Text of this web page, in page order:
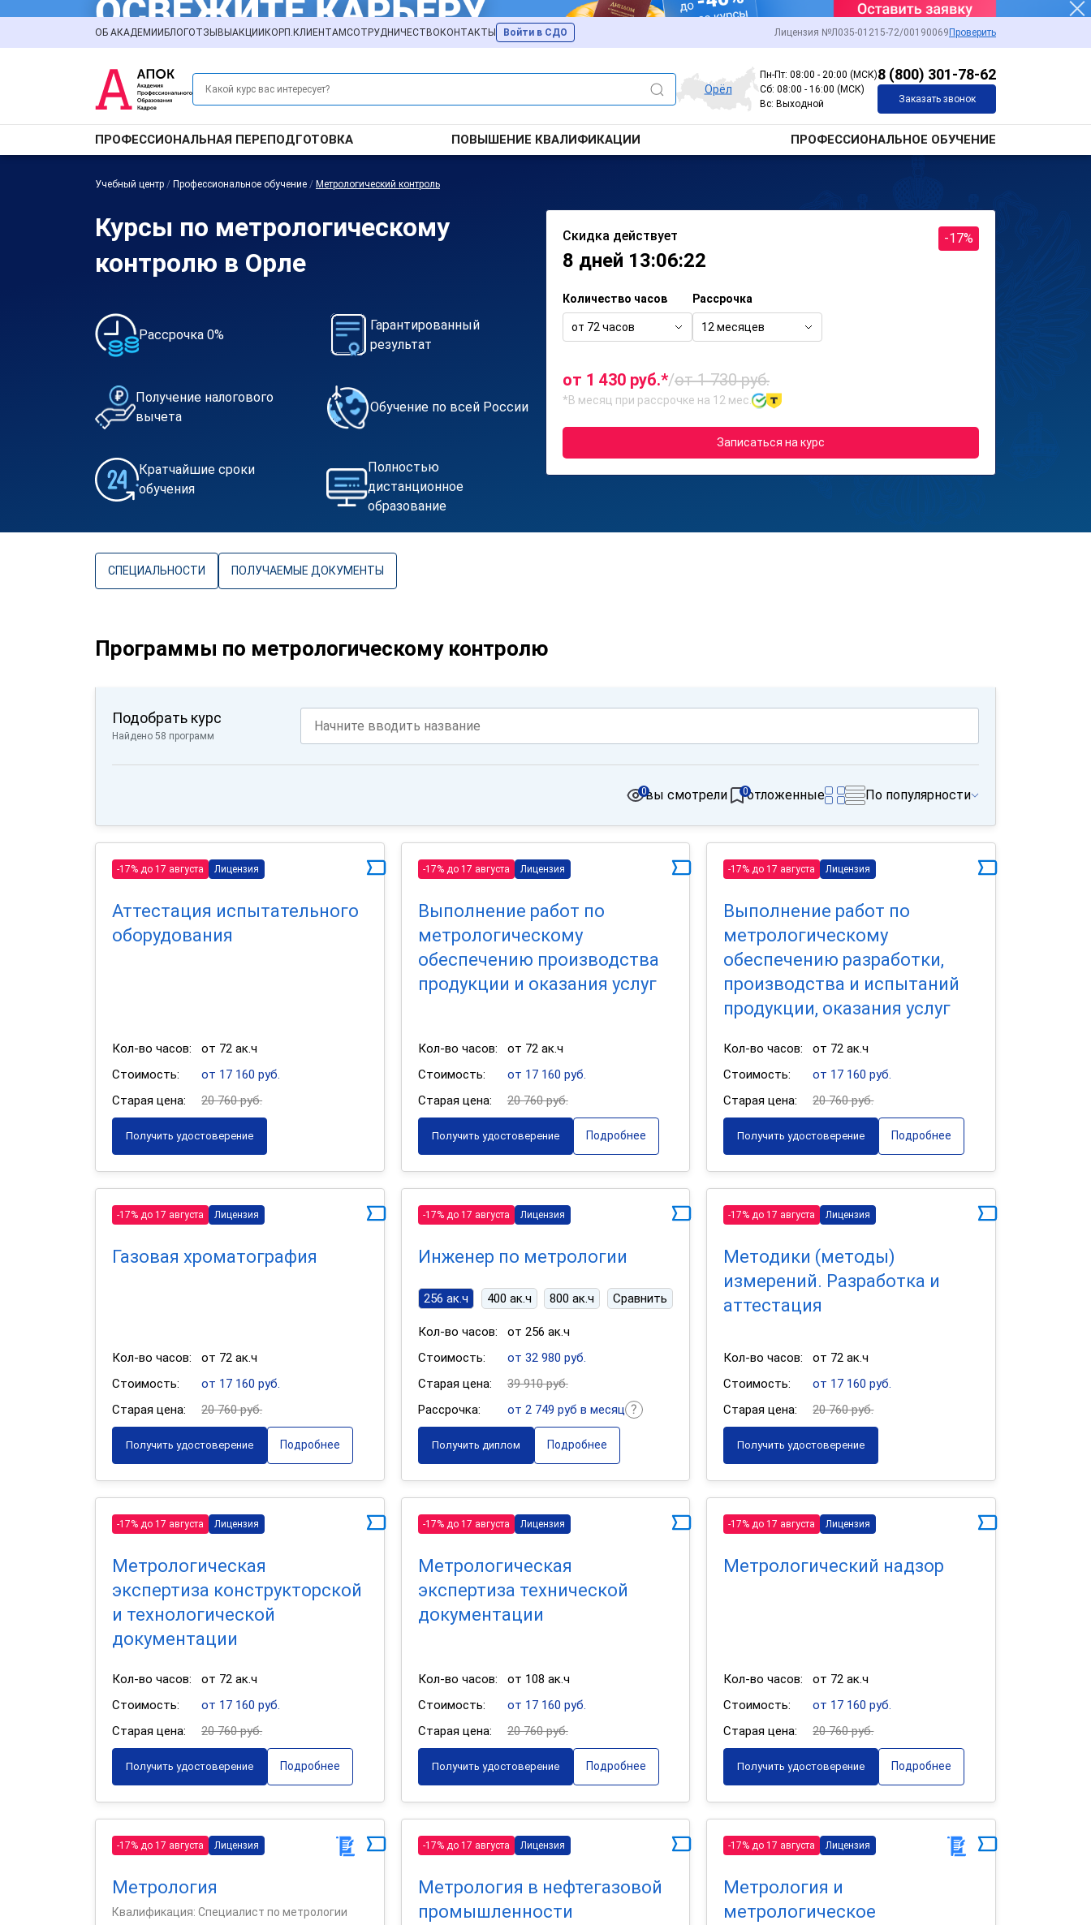
ОБ АКАДЕМИИ БЛОГОТЗЫВЫ АКЦИИ КОРП.КЛИЕНТАМСОТРУДНИЧЕСТВО КОНТАКТЫ Войти в СДО Лицензия №Л035-01215-72/00190069 Проверить
Орёл
Пн-Пт: 08:00 - 20:00 (МСК)
Сб: 08:00 - 16:00 (МСК)
Вс: Выходной
8 (800) 301-78-62
Заказать звонок
ПРОФЕССИОНАЛЬНАЯ ПЕРЕПОДГОТОВКА ПОВЫШЕНИЕ КВАЛИФИКАЦИИ ПРОФЕССИОНАЛЬНОЕ ОБУЧЕНИЕ
Учебный центр / Профессиональное обучение / Метрологический контроль
Курсы по метрологическому
контролю в Орле
Рассрочка 0%
Гарантированный
результат
Получение налогового
вычета
Обучение по всей России
Кратчайшие сроки
обучения
Полностью
дистанционное
образование
Скидка действует
8 дней 13:06:22
-17%
Количество часов
от 72 часов
Рассрочка
12 месяцев
от 1 430 руб.*/от 1 730 руб.
*В месяц при рассрочке на 12 мес.
Записаться на курс
СПЕЦИАЛЬНОСТИ ПОЛУЧАЕМЫЕ ДОКУМЕНТЫ
Программы по метрологическому контролю
Подобрать курс
Найдено 58 программ
вы смотрели
0 отложенные
0 По популярности
-17% до 17 августа Лицензия
Аттестация испытательного
оборудования
Кол-во часов:
от 72 ак.ч
Стоимость:
от 17 160 руб.
Старая цена:
20 760 руб.
Получить удостоверение
-17% до 17 августа Лицензия
Выполнение работ по
метрологическому
обеспечению производства
продукции и оказания услуг
Кол-во часов:
от 72 ак.ч
Стоимость:
от 17 160 руб.
Старая цена:
20 760 руб.
Получить удостоверение Подробнее
-17% до 17 августа Лицензия
Выполнение работ по
метрологическому
обеспечению разработки,
производства и испытаний
продукции, оказания услуг
Кол-во часов:
от 72 ак.ч
Стоимость:
от 17 160 руб.
Старая цена:
20 760 руб.
Получить удостоверение Подробнее
-17% до 17 августа Лицензия
Газовая хроматография
Кол-во часов:
от 72 ак.ч
Стоимость:
от 17 160 руб.
Старая цена:
20 760 руб.
Получить удостоверение Подробнее
-17% до 17 августа Лицензия
Инженер по метрологии
256 ак.ч 400 ак.ч 800 ак.ч Сравнить
Кол-во часов:
от 256 ак.ч
Стоимость:
от 32 980 руб.
Старая цена:
39 910 руб.
Рассрочка:
от 2 749 руб в месяц
Получить диплом Подробнее
-17% до 17 августа Лицензия
Методики (методы)
измерений. Разработка и
аттестация
Кол-во часов:
от 72 ак.ч
Стоимость:
от 17 160 руб.
Старая цена:
20 760 руб.
Получить удостоверение
-17% до 17 августа Лицензия
Метрологическая
экспертиза конструкторской
и технологической
документации
Кол-во часов:
от 72 ак.ч
Стоимость:
от 17 160 руб.
Старая цена:
20 760 руб.
Получить удостоверение Подробнее
-17% до 17 августа Лицензия
Метрологическая
экспертиза технической
документации
Кол-во часов:
от 108 ак.ч
Стоимость:
от 17 160 руб.
Старая цена:
20 760 руб.
Получить удостоверение Подробнее
-17% до 17 августа Лицензия
Метрологический надзор
Кол-во часов:
от 72 ак.ч
Стоимость:
от 17 160 руб.
Старая цена:
20 760 руб.
Получить удостоверение Подробнее
-17% до 17 августа Лицензия
Метрология
Квалификация: Специалист по метрологии
-17% до 17 августа Лицензия
Метрология в нефтегазовой
промышленности
-17% до 17 августа Лицензия
Метрология и
метрологическое